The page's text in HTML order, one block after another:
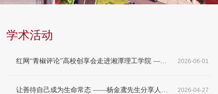
学术活动
红网“青椒评论”高校创享会走进湘潭理工学院 ——解锁新闻评论的N种可能 2026-06-01
让善待自己成为生命常态 ——杨金鸢先生分享人生智慧 2026-04-27